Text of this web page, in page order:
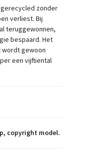
zonder
verliest. Bij
teruggewonnen,
bespaard. Het
wordt gewoon
een vijftiental
copyright model.